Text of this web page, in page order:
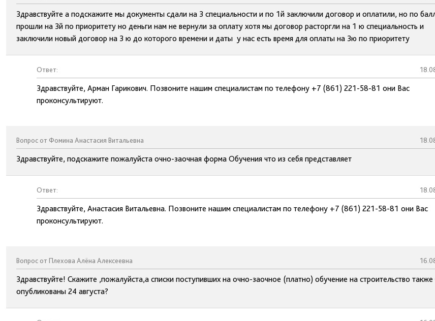
Здравствуйте а подскажите мы документы сдали на 3 специальности и по 1й заключили договор и оплатили, но по
прошли на 3й по приоритету но деньги нам не вернули за оплату хотя мы договор расторгли на 1 ю специальность и
заключили новый договор на 3 ю до которого времени и даты у нас есть время для оплаты на 3ю по приоритету
Ответ:
Здравствуйте, Арман Гарикович. Позвоните нашим специалистам по телефону +7 (861) 221-58-81 они Вас
проконсультируют.
Вопрос от Фомина Анастасия Витальевна
Здравствуйте, подскажите пожалуйста очно-заочная форма Обучения что из себя представляет
Ответ:
Здравствуйте, Анастасия Витальевна. Позвоните нашим специалистам по телефону +7 (861) 221-58-81 они Вас
проконсультируют.
Вопрос от Плехова Алёна Алексеевна
Здравствуйте! Скажите ,пожалуйста,а списки поступивших на очно-заочное (платно) обучение на строительство
опубликованы 24 августа?